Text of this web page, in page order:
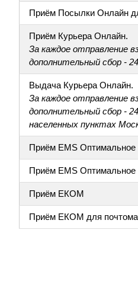
Приём Посылки Онлайн
Приём Курьера Онлайн.
За каждое отправление
дополнительный сбор -
Выдача Курьера Онлайн.
За каждое отправление
дополнительный сбор -
населенных пунктах
Приём EMS Оптимальное
Приём EMS Оптимальное
Приём ЕКОМ
Приём ЕКОМ для